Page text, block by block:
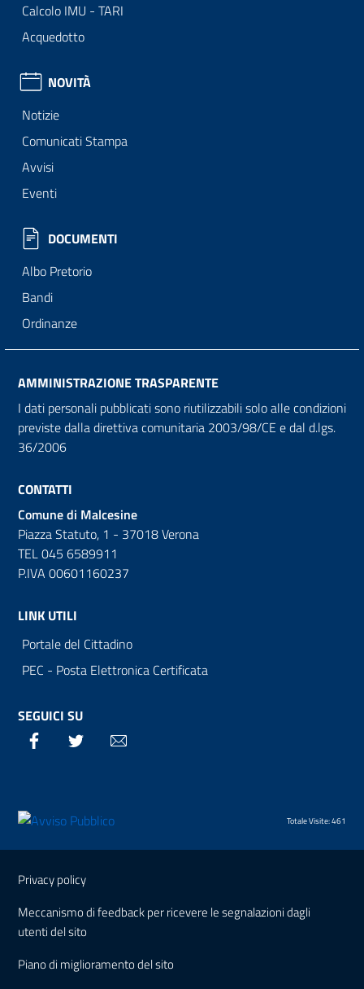
Calcolo IMU - TARI
Acquedotto
NOVITÀ
Notizie
Comunicati Stampa
Avvisi
Eventi
DOCUMENTI
Albo Pretorio
Bandi
Ordinanze
AMMINISTRAZIONE TRASPARENTE
I dati personali pubblicati sono riutilizzabili solo alle condizioni
previste dalla direttiva comunitaria 2003/98/CE e dal d.lgs.
36/2006
CONTATTI
Comune di Malcesine
Piazza Statuto, 1 - 37018 Verona
TEL 045 6589911
P.IVA 00601160237
LINK UTILI
Portale del Cittadino
PEC - Posta Elettronica Certificata
SEGUICI SU
Facebook Twitter
Totale Visite: 461
Sezione Link Utili
Privacy policy
Meccanismo di feedback per ricevere le segnalazioni dagli
utenti del sito
Piano di miglioramento del sito